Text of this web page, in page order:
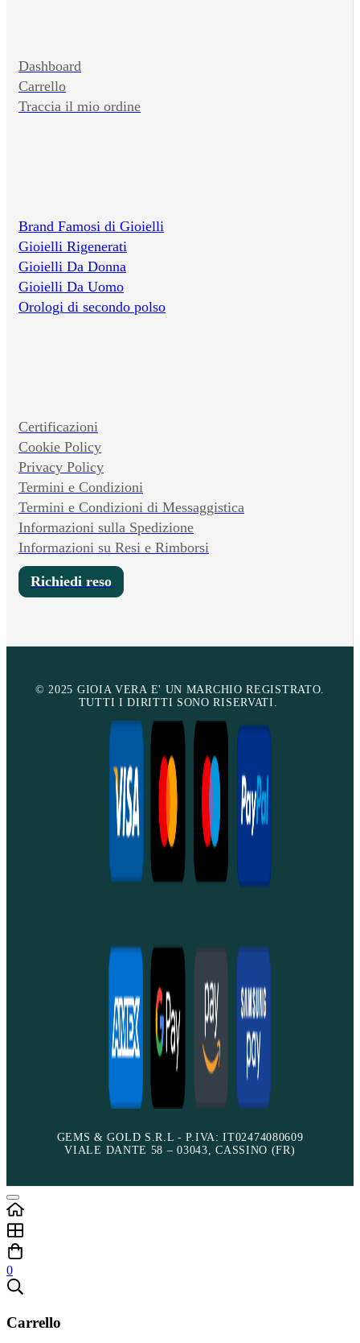
Dashboard
Carrello
Traccia il mio ordine
Brand Famosi di Gioielli
Gioielli Rigenerati
Gioielli Da Donna
Gioielli Da Uomo
Orologi di secondo polso
Certificazioni
Cookie Policy
Privacy Policy
Termini e Condizioni
Termini e Condizioni di Messaggistica
Informazioni sulla Spedizione
Informazioni su Resi e Rimborsi
Richiedi reso
© 2025 GIOIA VERA E' UN MARCHIO REGISTRATO.
TUTTI I DIRITTI SONO RISERVATI.
GEMS & GOLD S.R.L - P.IVA: IT02474080609
VIALE DANTE 58 – 03043, CASSINO (FR)
0
Carrello